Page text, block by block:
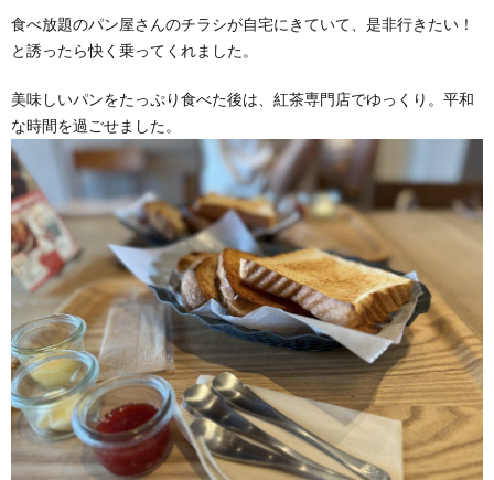
食べ放題のパン屋さんのチラシが自宅にきていて、是非行きたい！
と誘ったら快く乗ってくれました。
美味しいパンをたっぷり食べた後は、紅茶専門店でゆっくり。平和
な時間を過ごせました。